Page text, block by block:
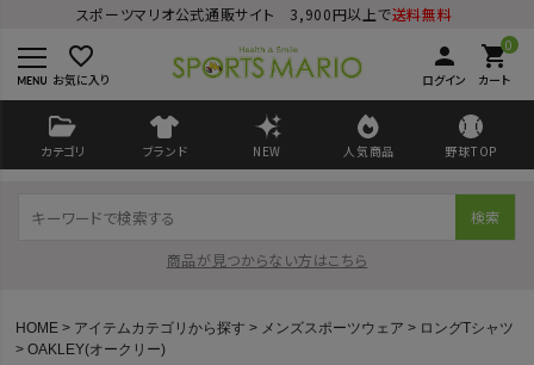
スポーツマリオ公式通販サイト 3,900円以上で送料無料
favorite_border
お気に入り
person
ログイン
0
shopping_cart
カート
カテゴリ ブランド NEW 人気商品 野球TOP
検索
商品が見つからない方はこちら
HOME アイテムカテゴリから探す メンズスポーツウェア
ロングTシャツ
OAKLEY(オークリー)